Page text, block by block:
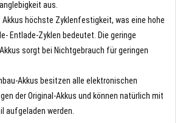
aus.
Akkus höchste Zyklenfestigkeit, was eine hohe
Entlade-Zyklen bedeutet. Die geringe
sorgt bei Nichtgebrauch für geringen
Akkus besitzen alle elektronischen
der Original-Akkus und können natürlich mit
aufgeladen werden.